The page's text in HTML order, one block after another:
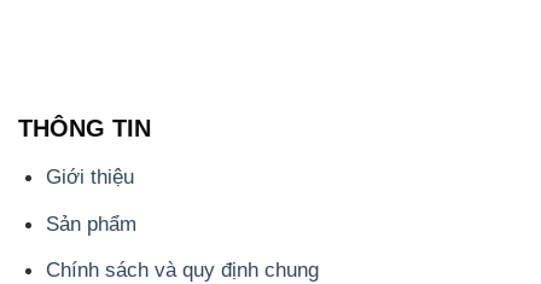
THÔNG TIN
Giới thiệu
Sản phẩm
Chính sách và quy định chung